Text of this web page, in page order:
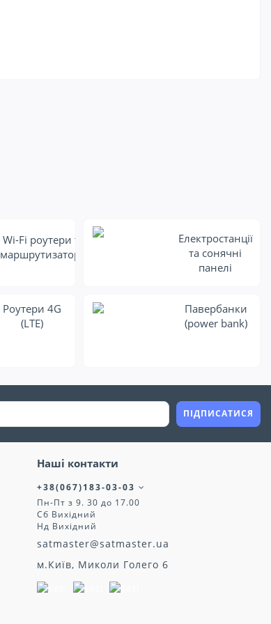
Wi-Fi роутери та
маршрутизатори
Електростанції
та сонячні
панелі
Роутери 4G
(LTE)
Павербанки
(power bank)
ПІДПИСАТИСЯ
Наші контакти
+38(067)183-03-03
Пн-Пт з 9. 30 до 17.00
Сб Вихідний
Нд Вихідний
satmaster@satmaster.ua
м.Київ, Миколи Голего 6